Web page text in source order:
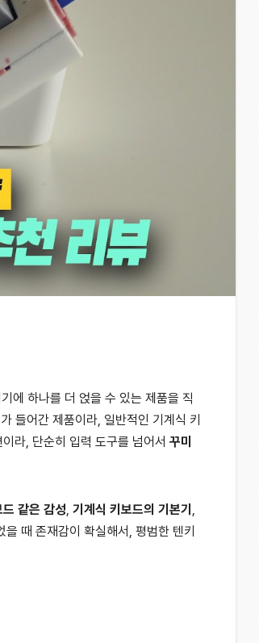
에 하나를 더 얹을 수 있는 제품을 직
들어간 제품이라, 일반적인 기계식 키
라, 단순히 입력 도구를 넘어서 꾸미
같은 감성, 기계식 키보드의 기본기 ,
때 존재감이 확실해서, 평범한 텐키